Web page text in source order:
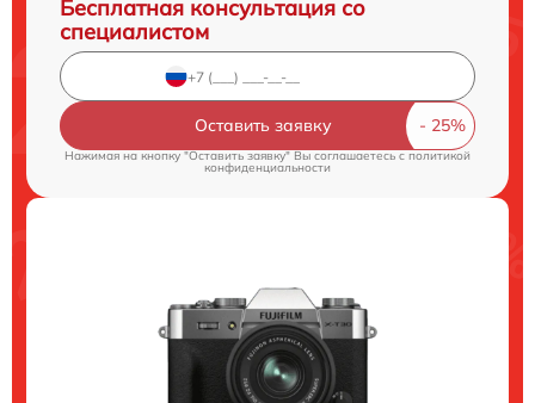
Бесплатная консультация со
специалистом
Оставить заявку
Нажимая на кнопку "Оставить заявку" Вы соглашаетесь c политикой
конфиденциальности